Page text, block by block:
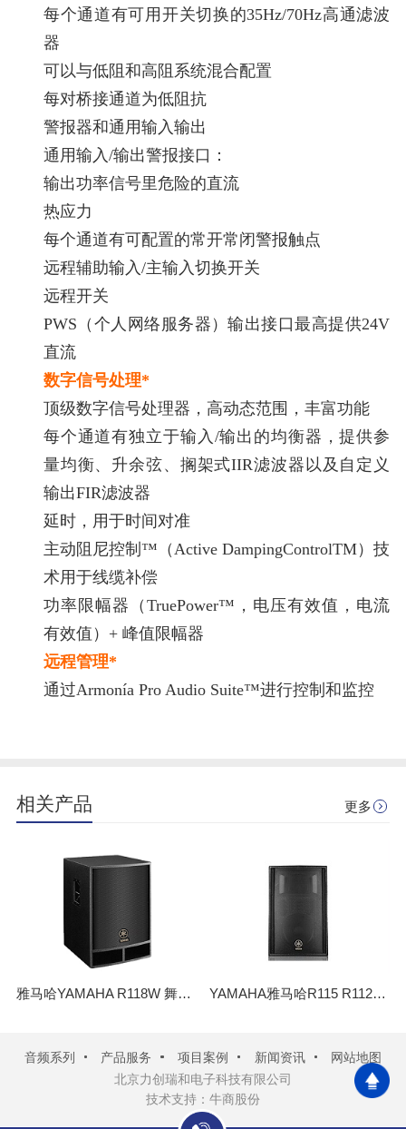
每个通道有可用开关切换的35Hz/70Hz高通滤波
器
可以与低阻和高阻系统混合配置
每对桥接通道为低阻抗
警报器和通用输入输出
通用输入/输出警报接口：
输出功率信号里危险的直流
热应力
每个通道有可配置的常开常闭警报触点
远程辅助输入/主输入切换开关
远程开关
PWS（个人网络服务器）输出接口最高提供24V
直流
数字信号处理*
顶级数字信号处理器，高动态范围，丰富功能
每个通道有独立于输入/输出的均衡器，提供参
量均衡、升余弦、搁架式IIR滤波器以及自定义
输出FIR滤波器
延时，用于时间对准
主动阻尼控制™（Active DampingControlTM）技
术用于线缆补偿
功率限幅器（TruePower™，电压有效值，电流
有效值）+ 峰值限幅器
远程管理*
通过Armonía Pro Audio Suite™进行控制和监控
相关产品 更多
雅马哈YAMAHA R118W 舞台演出多媒体教室会议多功能厅 大功率音箱 YAMAHA雅马哈R115 R112 专业音响设备 演出舞台KTV会议户外音箱
音频系列 产品服务 项目案例 新闻资讯
网站地图
北京力创瑞和电子科技有限公司
技术支持：牛商股份